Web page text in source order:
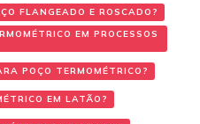
FLANGEADO E ROSCADO?
EM PROCESSOS
POÇO TERMOMÉTRICO?
EM LATÃO?